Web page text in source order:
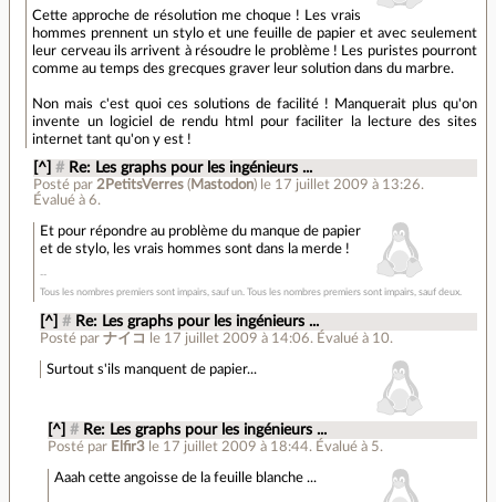
Cette approche de résolution me choque ! Les vrais
hommes prennent un stylo et une feuille de papier et avec seulement
leur cerveau ils arrivent à résoudre le problème ! Les puristes pourront
comme au temps des grecques graver leur solution dans du marbre.
Non mais c'est quoi ces solutions de facilité ! Manquerait plus qu'on
invente un logiciel de rendu html pour faciliter la lecture des sites
internet tant qu'on y est !
[^] # Re: Les graphs pour les ingénieurs ...
Posté par 2PetitsVerres(Mastodon) le 17 juillet 2009 à 13:26.
Évalué à 6.
Et pour répondre au problème du manque de papier
et de stylo, les vrais hommes sont dans la merde !
Tous les nombres premiers sont impairs, sauf un. Tous les nombres premiers sont impairs, sauf deux.
[^] # Re: Les graphs pour les ingénieurs ...
Posté parナイコ le 17 juillet 2009 à 14:06. Évalué à 10.
Surtout s'ils manquent de papier...
[^] # Re: Les graphs pour les ingénieurs ...
Posté par Elfir3 le 17 juillet 2009 à 18:44. Évalué à 5.
Aaah cette angoisse de la feuille blanche ...